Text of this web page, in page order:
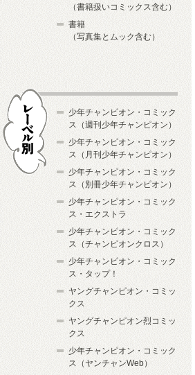
（書籍扱いコミックス含む）
書籍
（写真集とムック含む）
少年チャンピオン・コミック
ス（週刊少年チャンピオン）
少年チャンピオン・コミック
ス（月刊少年チャンピオン）
少年チャンピオン・コミック
ス（別冊少年チャンピオン）
少年チャンピオン・コミック
ス・エクストラ
少年チャンピオン・コミック
ス（チャンピオンクロス）
少年チャンピオン・コミック
ス・タップ！
ヤングチャンピオン・コミッ
クス
ヤングチャンピオン烈コミッ
クス
少年チャンピオン・コミック
ス（ヤンチャンWeb）